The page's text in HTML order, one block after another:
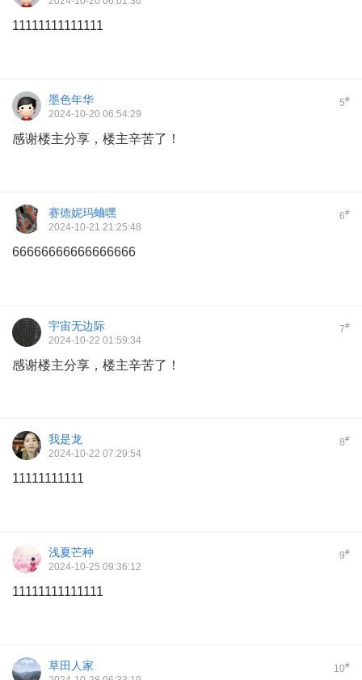
11111111111111
5#
墨色年华
2024-10-20 06:54:29
感谢楼主分享，楼主辛苦了！
6#
赛徳妮玛蛐嘿
2024-10-21 21:25:48
66666666666666666
7#
宇宙无边际
2024-10-22 01:59:34
感谢楼主分享，楼主辛苦了！
8#
我是龙
2024-10-22 07:29:54
11111111111
9#
浅夏芒种
2024-10-25 09:36:12
11111111111111
10#
草田人家